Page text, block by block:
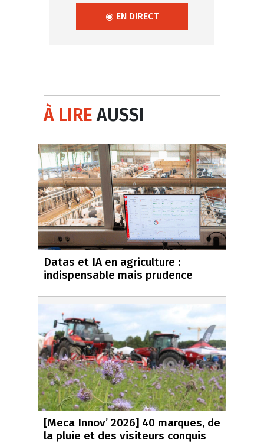
◉ EN DIRECT
À LIREAUSSI
Datas et IA en agriculture :
indispensable mais prudence
[Meca Innov’ 2026] 40 marques, de
la pluie et des visiteurs conquis